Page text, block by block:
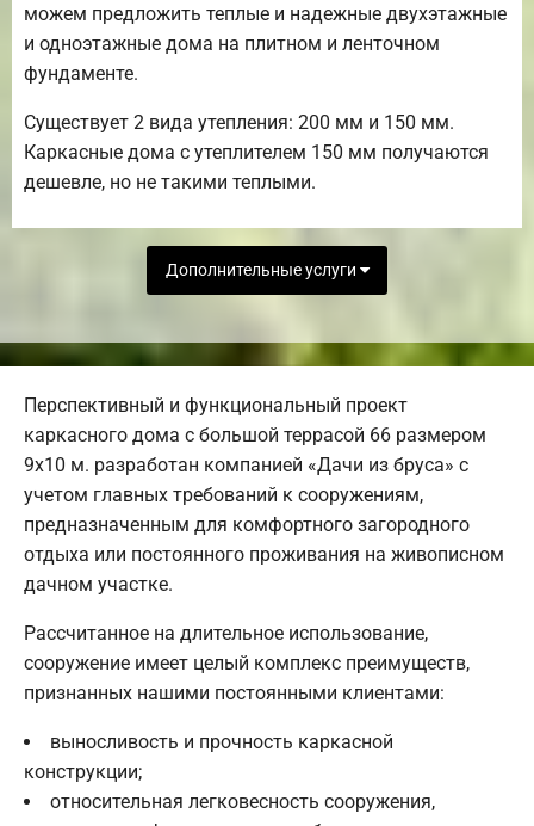
можем предложить теплые и надежные двухэтажные
и одноэтажные дома на плитном и ленточном
фундаменте.
Существует 2 вида утепления: 200 мм и 150 мм.
Каркасные дома с утеплителем 150 мм получаются
дешевле, но не такими теплыми.
Дополнительные услуги
Перспективный и функциональный проект
каркасного дома с большой террасой 66 размером
9х10 м. разработан компанией «Дачи из бруса» с
учетом главных требований к сооружениям,
предназначенным для комфортного загородного
отдыха или постоянного проживания на живописном
дачном участке.
Рассчитанное на длительное использование,
сооружение имеет целый комплекс преимуществ,
признанных нашими постоянными клиентами:
выносливость и прочность каркасной
конструкции;
относительная легковесность сооружения,